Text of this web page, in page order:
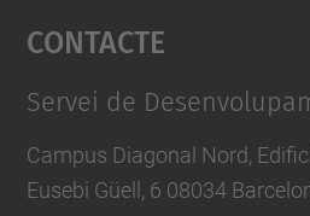
powered by
Contacte
Servei de
Campus Diagonal Nord, Edifici
Eusebi Güell, 6 08034